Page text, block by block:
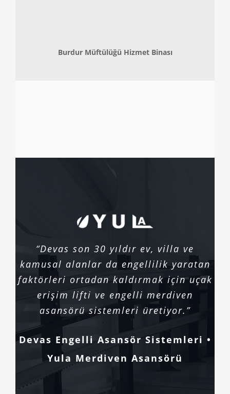
Burdur Müftülüğü Hizmet Binası
“Devas son 30 yıldır ev, villa ve
kamusal alanlar da engellilik yaratan
faktörleri ortadan kaldırmak için uçak
erişim lifti ve engelli merdiven
asansörü sistemleri üretiyor.”
Devas Engelli Asansör Sistemleri •
Yula Merdiven Asansörü